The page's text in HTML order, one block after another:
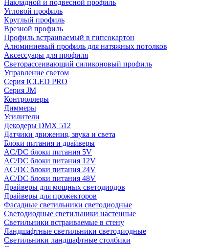
Накладной и подвесной профиль
Угловой профиль
Круглый профиль
Врезной профиль
Профиль встраиваемый в гипсокартон
Алюминиевый профиль для натяжных потолков
Аксессуары для профиля
Светорассеивающий силиконовый профиль
Управление светом
Серия ICLED PRO
Серия JM
Контроллеры
Диммеры
Усилители
Декодеры DMX 512
Датчики движения, звука и света
Блоки питания и драйверы
AC/DC блоки питания 5V
AC/DC блоки питания 12V
AC/DC блоки питания 24V
AC/DC блоки питания 48V
Драйверы для мощных светодиодов
Драйверы для прожекторов
Фасадные светильники светодиодные
Светодиодные светильники настенные
Светильники встраиваемые в стену
Ландшафтные светильники светодиодные
Светильники ландшафтные столбики